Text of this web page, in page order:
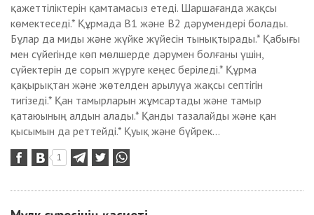
қажеттіліктерін қамтамасыз етеді. Шаршағанда жақсы
көмектеседі.* Құрмада В1 және В2 дәрумендері болады.
Бұлар да миды және жүйке жүйесін тынықтырады.* Қабығы
мен сүйегінде көп мөлшерде дәрумен болғаны үшін,
сүйектерін де сорып жүруге кеңес беріледі.* Құрма
қақырықтан және жөтелден арылуүа жақсы септігін
тигізеді.* Қан тамырларын жұмсартады және тамыр
қатаюының алдын алады.* Қанды тазалайды және қан
қысымын да реттейді.* Қуық және бүйрек...
1